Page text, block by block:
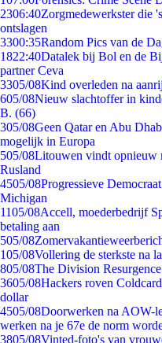
2306:40Zorgmedewerkster die
ontslagen
3300:35Random Pics van de
1822:40Datalek bij Bol en de
partner Ceva
3305/08Kind overleden na
605/08Nieuw slachtoffer in
B. (66)
305/08Geen Qatar en Abu
mogelijk in Europa
505/08Litouwen vindt opnieuw
Rusland
4505/08Progressieve
Michigan
1105/08Accell, moederbedrijf
betaling aan
505/08
105/08Vollering de sterkste na
805/08The Division
3605/08Hackers roven
dollar
4505/08Doorwerken na AOW-
werken na je 67e de norm
3805/08Vinted-foto's van